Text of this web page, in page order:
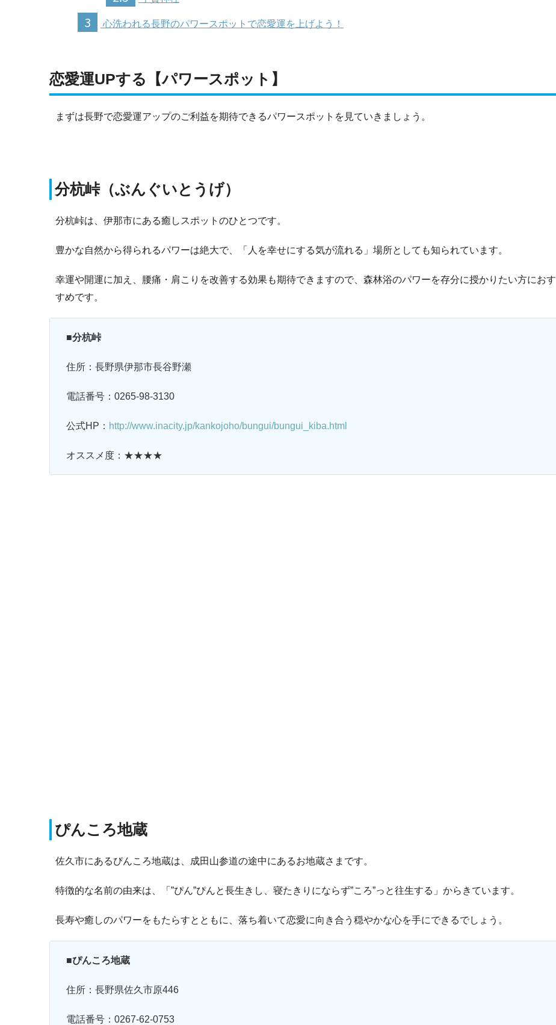
3 心洗われる長野のパワースポットで恋愛運を上げよう！
恋愛運UPする【パワースポット】
まずは長野で恋愛運アップのご利益を期待できるパワースポットを見ていきましょう。
分杭峠（ぶんぐいとうげ）
分杭峠は、伊那市にある癒しスポットのひとつです。
豊かな自然から得られるパワーは絶大で、「人を幸せにする気が流れる」場所としても知られています。
幸運や開運に加え、腰痛・肩こりを改善する効果も期待できますので、森林浴のパワーを存分に授かりたい方におす
すめです。
■分杭峠
住所：長野県伊那市長谷野瀬
電話番号：0265-98-3130
公式HP： http://www.inacity.jp/kankojoho/bungui/bungui_kiba.html
オススメ度：★★★★
ぴんころ地蔵
佐久市にあるぴんころ地蔵は、成田山参道の途中にあるお地蔵さまです。
特徴的な名前の由来は、「”ぴん”ぴんと長生きし、寝たきりにならず”ころ”っと往生する」からきています。
長寿や癒しのパワーをもたらすとともに、落ち着いて恋愛に向き合う穏やかな心を手にできるでしょう。
■ぴんころ地蔵
住所：長野県佐久市原446
電話番号：0267-62-0753